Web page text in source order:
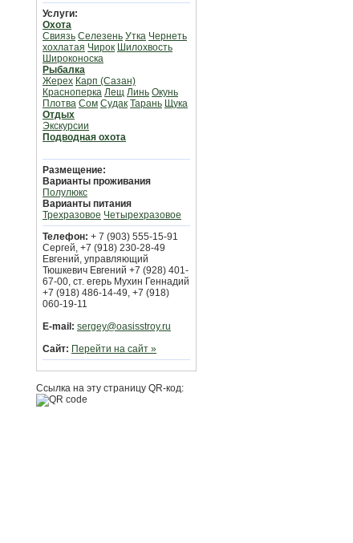
Услуги:
Охота
Свиязь Селезень Утка Чернеть
хохлатая Чирок Шилохвость
Широконоска
Рыбалка
Жерех Карп (Сазан)
Красноперка Лещ Линь Окунь
Плотва Сом Судак Тарань Щука
Отдых
Экскурсии
Подводная охота
Размещение:
Варианты проживания
Полулюкс
Варианты питания
Трехразовое Четырехразовое
Телефон: + 7 (903) 555-15-91
Сергей, +7 (918) 230-28-49
Евгений, управляющий
Тюшкевич Евгений +7 (928) 401-
67-00, ст. егерь Мухин Геннадий
+7 (918) 486-14-49, +7 (918)
060-19-11
E-mail: sergey@oasisstroy.ru
Сайт: Перейти на сайт »
Ссылка на эту страницу QR-код: